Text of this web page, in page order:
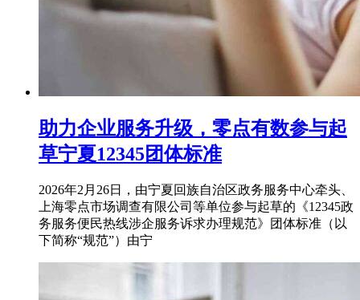
助力企业服务升级，零点有数参与起
草宁夏12345团体标准
2026年2月26日，由宁夏回族自治区政务服务中心牵头、
上海零点市场调查有限公司等单位参与起草的《12345政
务服务便民热线涉企服务诉求办理规范》团体标准（以
下简称“规范”）由宁